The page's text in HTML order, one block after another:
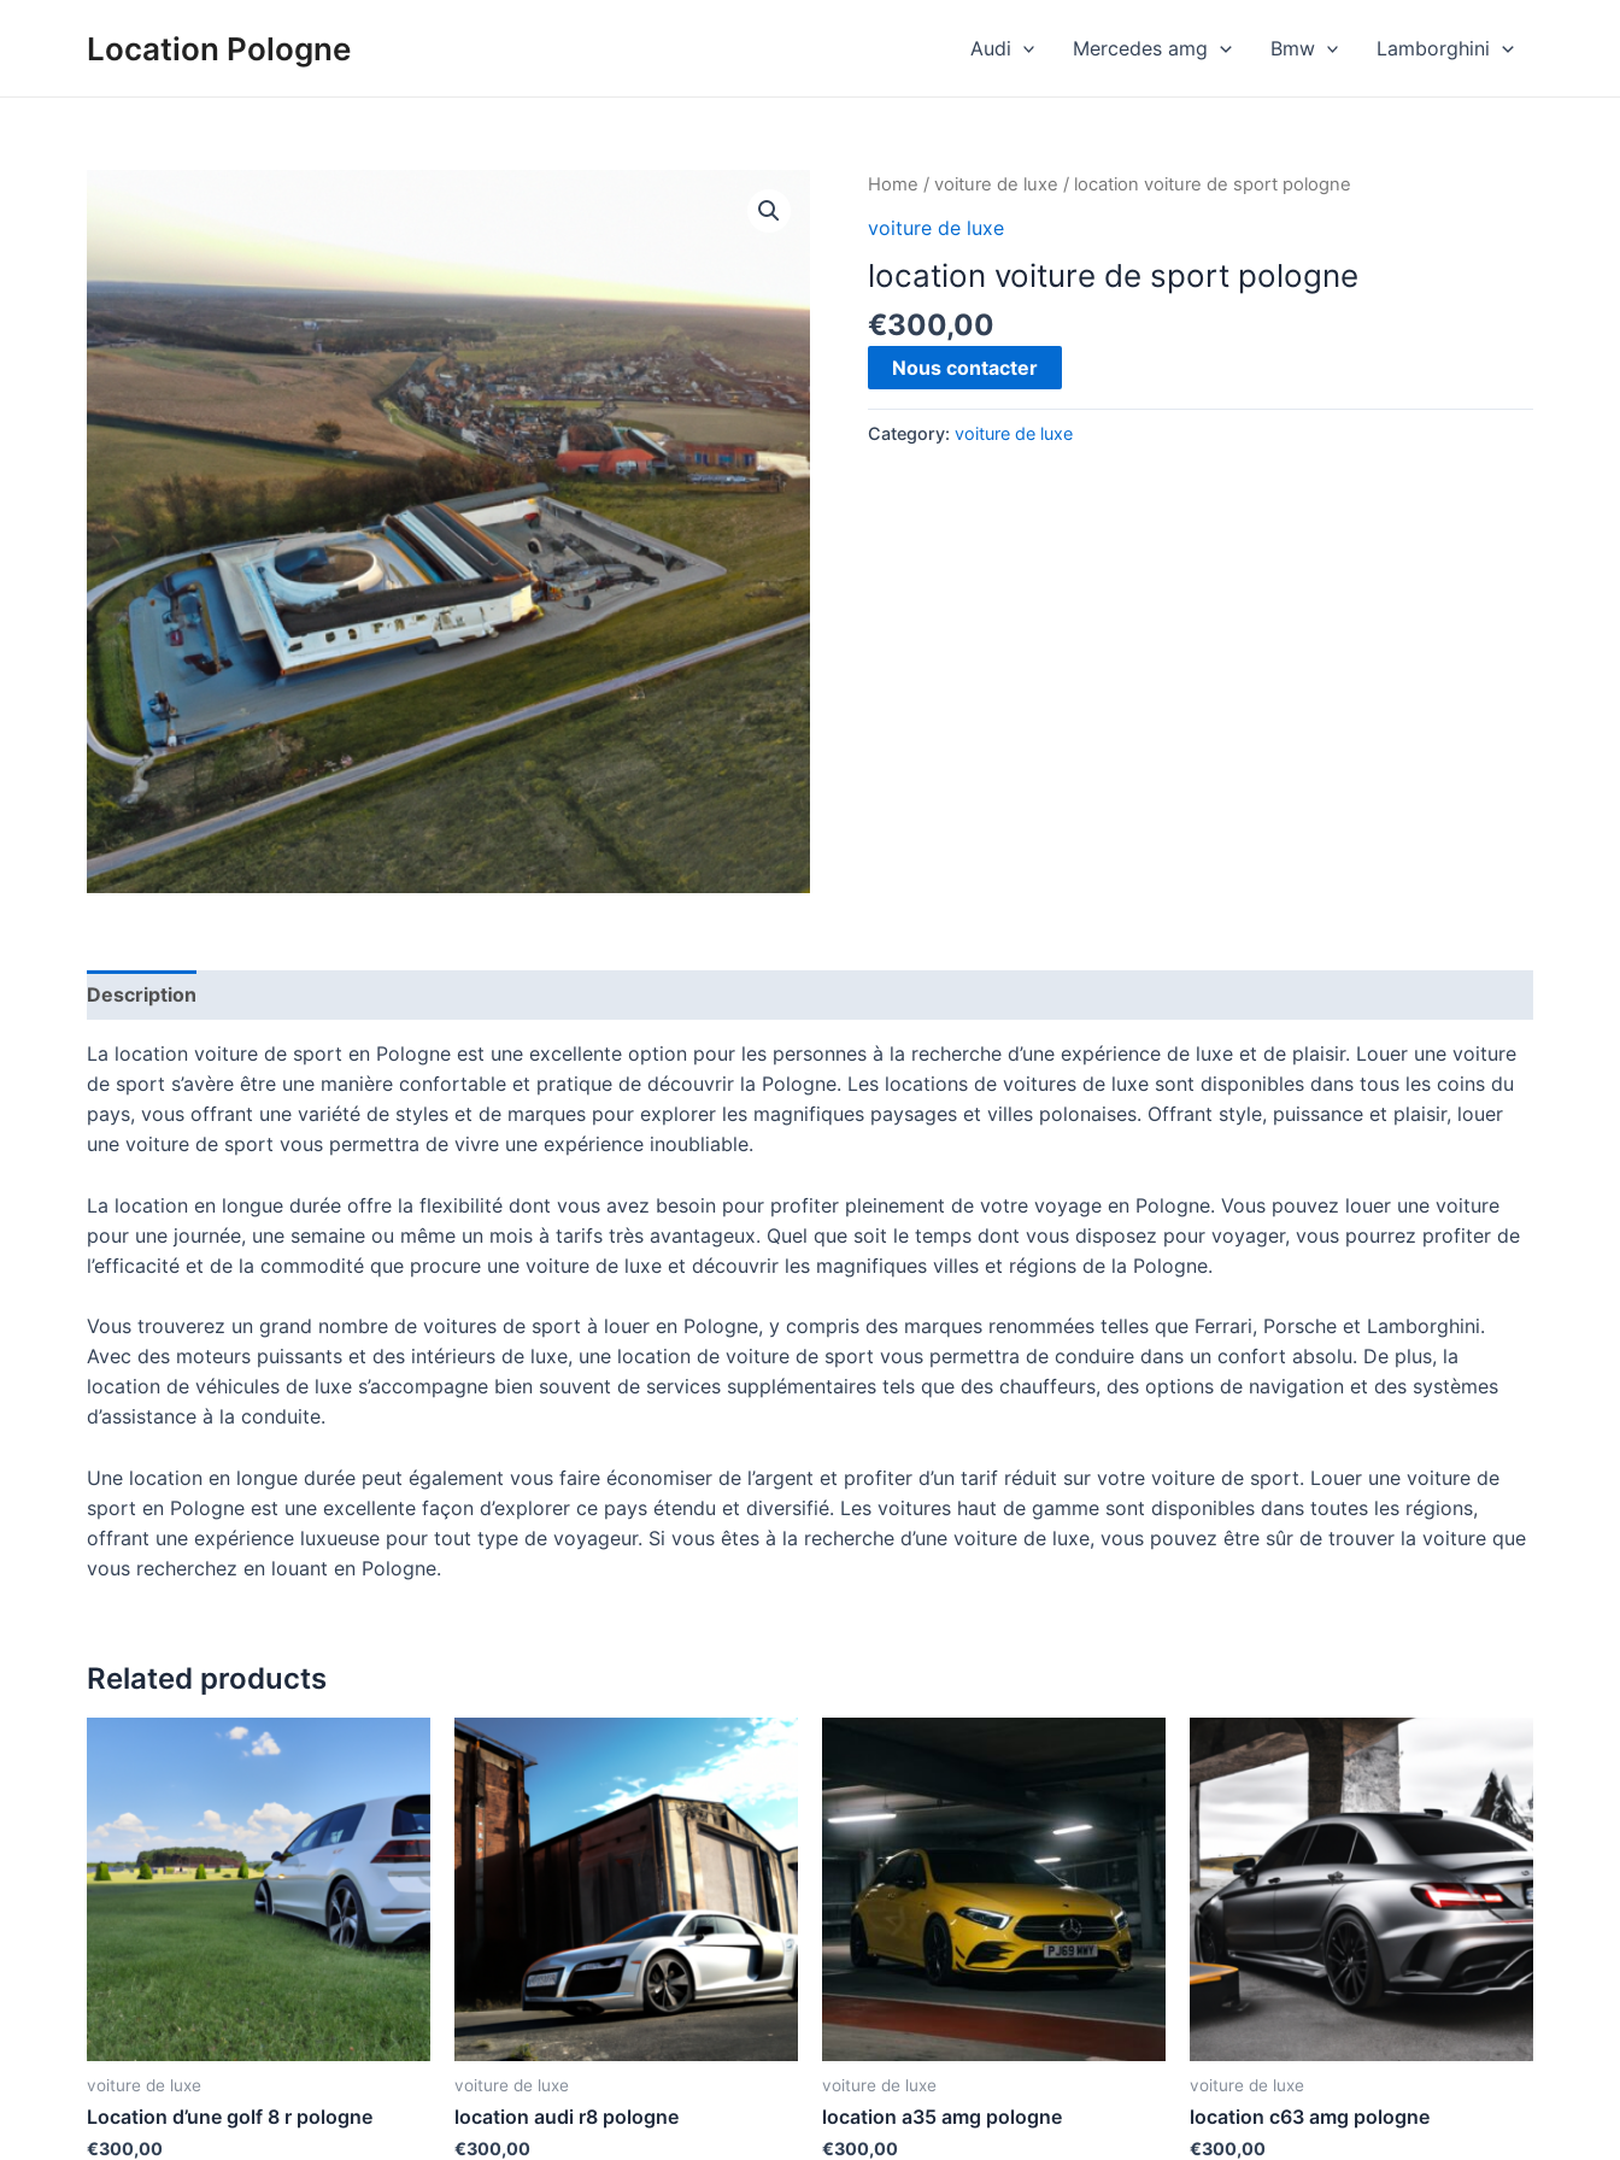
Location Pologne Audi Mercedes amg Bmw Lamborghini
Home / voiture de luxe / location voiture de sport pologne
voiture de luxe
location voiture de sport pologne
€300,00
Nous contacter
Category: voiture de luxe
Description
La location voiture de sport en Pologne est une excellente option pour les personnes à la recherche d’une expérience de luxe et de plaisir. Louer une voiture
de sport s’avère être une manière confortable et pratique de découvrir la Pologne. Les locations de voitures de luxe sont disponibles dans tous les coins du
pays, vous offrant une variété de styles et de marques pour explorer les magnifiques paysages et villes polonaises. Offrant style, puissance et plaisir, louer
une voiture de sport vous permettra de vivre une expérience inoubliable.
La location en longue durée offre la flexibilité dont vous avez besoin pour profiter pleinement de votre voyage en Pologne. Vous pouvez louer une voiture
pour une journée, une semaine ou même un mois à tarifs très avantageux. Quel que soit le temps dont vous disposez pour voyager, vous pourrez profiter de
l’efficacité et de la commodité que procure une voiture de luxe et découvrir les magnifiques villes et régions de la Pologne.
Vous trouverez un grand nombre de voitures de sport à louer en Pologne, y compris des marques renommées telles que Ferrari, Porsche et Lamborghini.
Avec des moteurs puissants et des intérieurs de luxe, une location de voiture de sport vous permettra de conduire dans un confort absolu. De plus, la
location de véhicules de luxe s’accompagne bien souvent de services supplémentaires tels que des chauffeurs, des options de navigation et des systèmes
d’assistance à la conduite.
Une location en longue durée peut également vous faire économiser de l’argent et profiter d’un tarif réduit sur votre voiture de sport. Louer une voiture de
sport en Pologne est une excellente façon d’explorer ce pays étendu et diversifié. Les voitures haut de gamme sont disponibles dans toutes les régions,
offrant une expérience luxueuse pour tout type de voyageur. Si vous êtes à la recherche d’une voiture de luxe, vous pouvez être sûr de trouver la voiture que
vous recherchez en louant en Pologne.
Related products
voiture de luxe
Location d’une golf 8 r pologne
€300,00
voiture de luxe
location audi r8 pologne
€300,00
voiture de luxe
location a35 amg pologne
€300,00
voiture de luxe
location c63 amg pologne
€300,00